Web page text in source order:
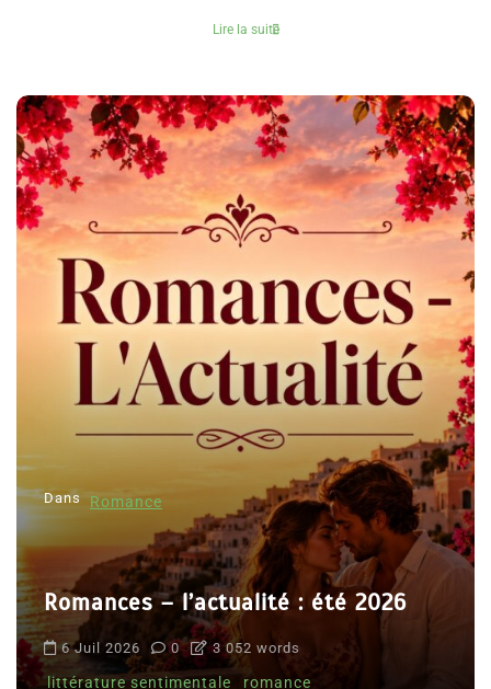
Lire la suite
Dans Romance
Romances – l’actualité : été 2026
6 Juil 2026 0 3 052 words
littérature sentimentale romance